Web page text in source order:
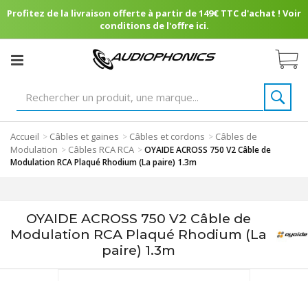
Profitez de la livraison offerte à partir de 149€ TTC d'achat ! Voir
conditions de l'offre ici.
Accueil > Câbles et gaines > Câbles et cordons > Câbles de
Modulation > Câbles RCA RCA >OYAIDE ACROSS 750 V2 Câble de
Modulation RCA Plaqué Rhodium (La paire) 1.3m
OYAIDE ACROSS 750 V2 Câble de
Modulation RCA Plaqué Rhodium (La
paire) 1.3m